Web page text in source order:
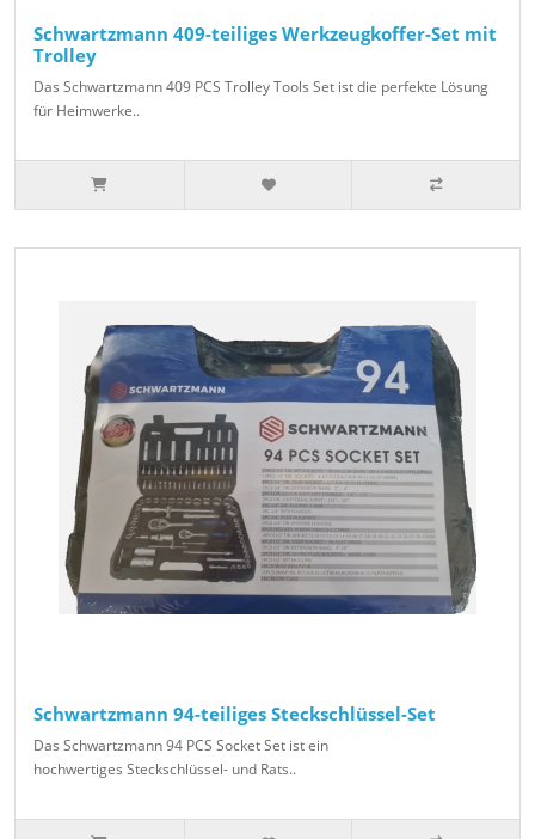
Schwartzmann 409-teiliges Werkzeugkoffer-Set mit
Trolley
Das Schwartzmann 409 PCS Trolley Tools Set ist die perfekte Lösung
für Heimwerke..
Schwartzmann 94-teiliges Steckschlüssel-Set
Das Schwartzmann 94 PCS Socket Set ist ein
hochwertiges Steckschlüssel- und Rats..